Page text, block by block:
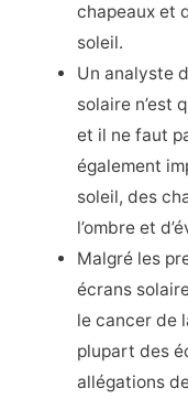
chapeaux et
soleil.
Un analyste
solaire n’est
et il ne faut
également
soleil, des
l’ombre et
Malgré les
écrans
le cancer de
plupart des
allégations